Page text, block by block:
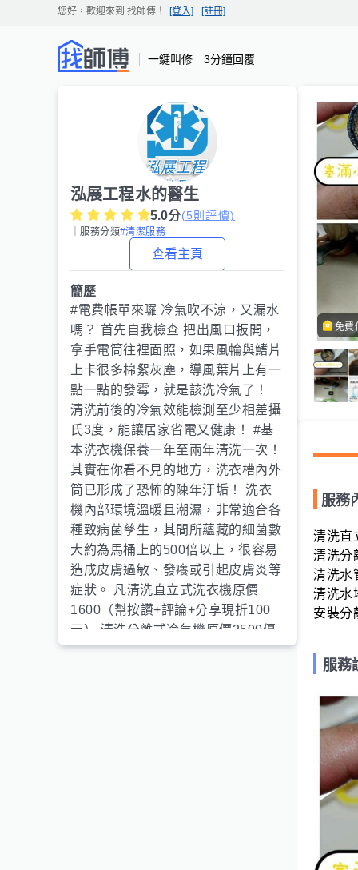
您好，歡迎來到 找師傅 ！ [登入] [註冊]
一鍵叫修 3分鐘回覆
泓展工程水的醫生
5.0分(5則評價)
｜服務分類#清潔服務
查看主頁
簡歷
#電費帳單來囉 冷氣吹不涼，又漏水
嗎？ 首先自我檢查 把出風口扳開，
拿手電筒往裡面照，如果風輪與鰭片
上卡很多棉絮灰塵，導風葉片上有一
點一點的發霉，就是該洗冷氣了！
清洗前後的冷氣效能檢測至少相差攝
氏3度，能讓居家省電又健康！ #基
本洗衣機保養一年至兩年清洗一次！
其實在你看不見的地方，洗衣槽內外
筒已形成了恐怖的陳年汙垢！ 洗衣
機內部環境溫暖且潮濕，非常適合各
種致病菌孳生，其間所蘊藏的細菌數
大約為馬桶上的500倍以上，很容易
造成皮膚過敏、發癢或引起皮膚炎等
症狀。 凡清洗直立式洗衣機原價
1600（幫按讚+評論+分享現折100
元） 清洗分離式冷氣機原價2500優
惠2000元（一戶多台或推薦揪團另
免費
服務
清洗直
清洗分
清洗水
清洗水
安裝分
服務